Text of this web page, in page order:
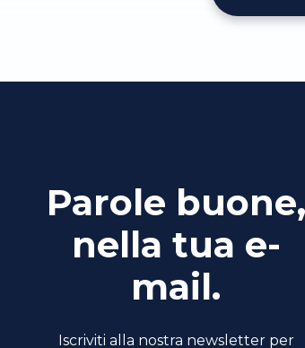
Parole buone,
nella tua e-
mail.
Iscriviti alla nostra newsletter per